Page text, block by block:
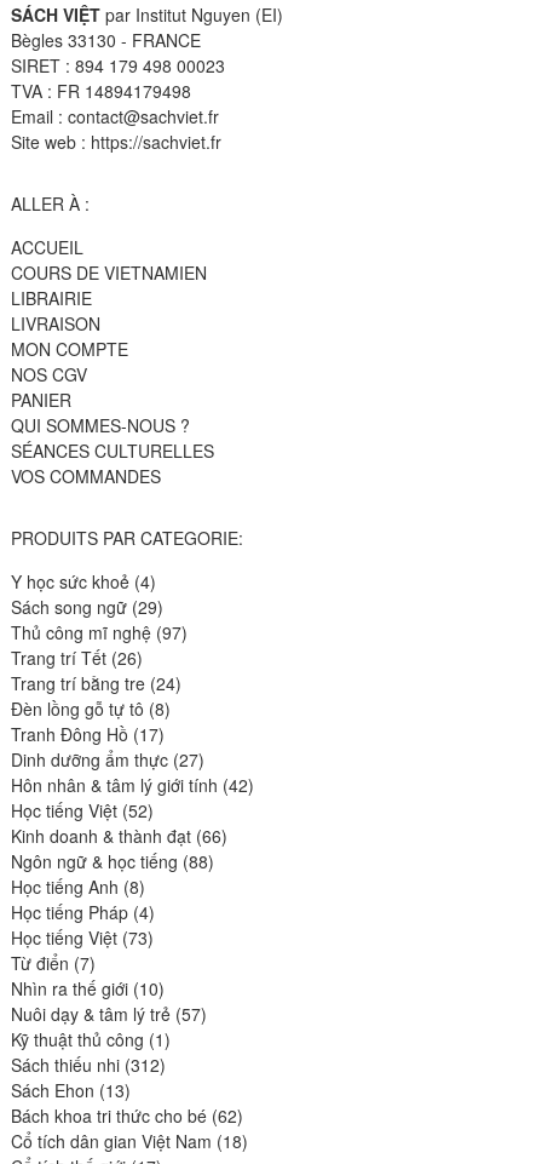
SÁCH VIỆTpar Institut Nguyen (EI)
Bègles 33130 - FRANCE
SIRET : 894 179 498 00023
TVA : FR 14894179498
Email : contact@sachviet.fr
Site web : https://sachviet.fr
ALLER À :
ACCUEIL
COURS DE VIETNAMIEN
LIBRAIRIE
LIVRAISON
MON COMPTE
NOS CGV
PANIER
QUI SOMMES-NOUS ?
SÉANCES CULTURELLES
VOS COMMANDES
PRODUITS PAR CATEGORIE:
Y học sức khoẻ 44
produits
Sách song ngữ 2929
produits
Thủ công mĩ nghệ 9797
Trang trí Tết 2626
produits
Trang trí bằng tre 2424
Đèn lồng gỗ tự tô 88
produits
Tranh Đông Hồ 1717
produits
Dinh dưỡng ẩm thực 2727
produits
Hôn nhân & tâm lý giới tính 4242
Học tiếng Việt 5252
produits
Kinh doanh & thành đạt 6666
Ngôn ngữ & học tiếng 8888
Học tiếng Anh 88
produits
Học tiếng Pháp 44
produits
Học tiếng Việt 7373
Từ điển 77
produits
Nhìn ra thế giới 1010
produits
Nuôi dạy & tâm lý trẻ 5757
Kỹ thuật thủ công 11
produit
Sách thiếu nhi 312312
Sách Ehon 1313
produits
Bách khoa tri thức cho bé 6262
produits
Cổ tích dân gian Việt Nam 1818